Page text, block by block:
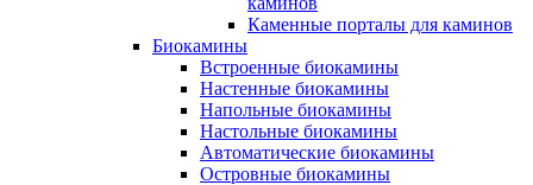
Каменные порталы для каминов
Биокамины
Встроенные биокамины
Настенные биокамины
Напольные биокамины
Настольные биокамины
Автоматические биокамины
Островные биокамины